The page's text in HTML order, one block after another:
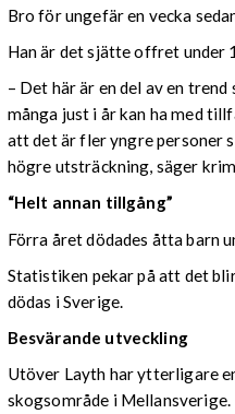
Bro för ungefär en vecka
Han är det sjätte offret under
– Det här är en del av en
många just i år kan ha med
att det är fler yngre personer
högre utsträckning, säger
“Helt annan tillgång”
Förra året dödades åtta barn
Statistiken pekar på att det
dödas i Sverige.
Besvärande utveckling
Utöver Layth har ytterligare
skogsområde i Mellansverige.